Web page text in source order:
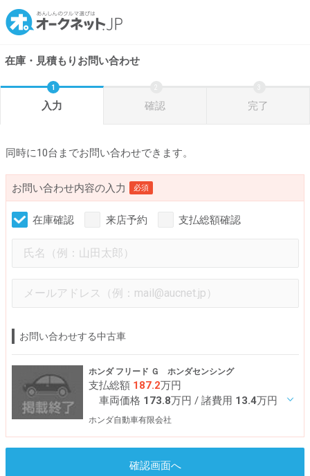
在庫・見積もりお問い合わせ
入力 確認 完了
同時に10台までお問い合わせできます。
お問い合わせ内容の入力 必須
在庫確認 来店予約 支払総額確認
お問い合わせする中古車
ホンダ フリード Ｇ ホンダセンシング
支払総額 187.2万円
車両価格 173.8万円 / 諸費用 13.4万円
ホンダ自動車有限会社
確認画面へ